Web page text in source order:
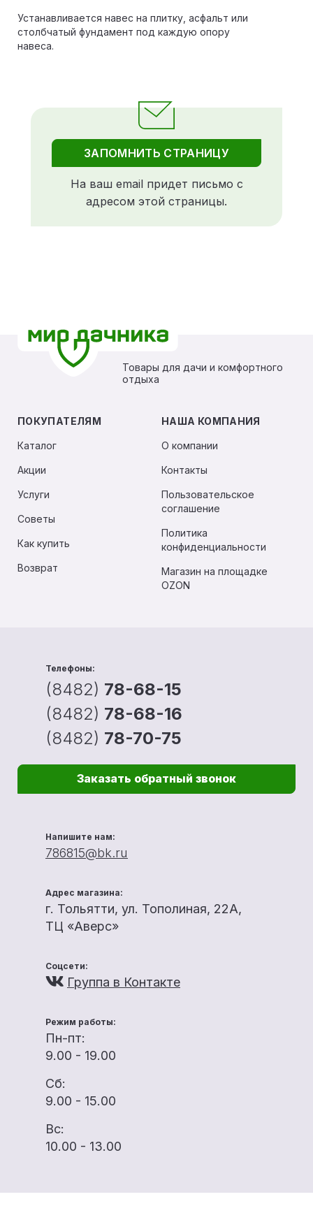
Устанавливается навес на плитку, асфальт или
столбчатый фундамент под каждую опору
навеса.
ЗАПОМНИТЬ СТРАНИЦУ
На ваш email придет письмо с
адресом этой страницы.
Товары для дачи и комфортного
отдыха
ПОКУПАТЕЛЯМ
Каталог
Акции
Услуги
Советы
Как купить
Возврат
НАША КОМПАНИЯ
О компании
Контакты
Пользовательское
соглашение
Политика
конфиденциальности
Магазин на площадке
OZON
Телефоны:
(8482) 78-68-15
(8482) 78-68-16
(8482) 78-70-75
Заказать обратный звонок
Напишите нам:
786815@bk.ru
Адрес магазина:
г. Тольятти, ул. Тополиная, 22А,
ТЦ «Аверс»
Соцсети:
Группа в Контакте
Режим работы:
Пн-пт:
9.00 - 19.00
Сб:
9.00 - 15.00
Вс:
10.00 - 13.00